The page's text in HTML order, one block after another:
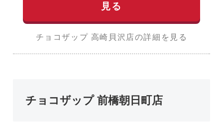
見る
チョコザップ 高崎貝沢店の詳細を見る
チョコザップ 前橋朝日町店